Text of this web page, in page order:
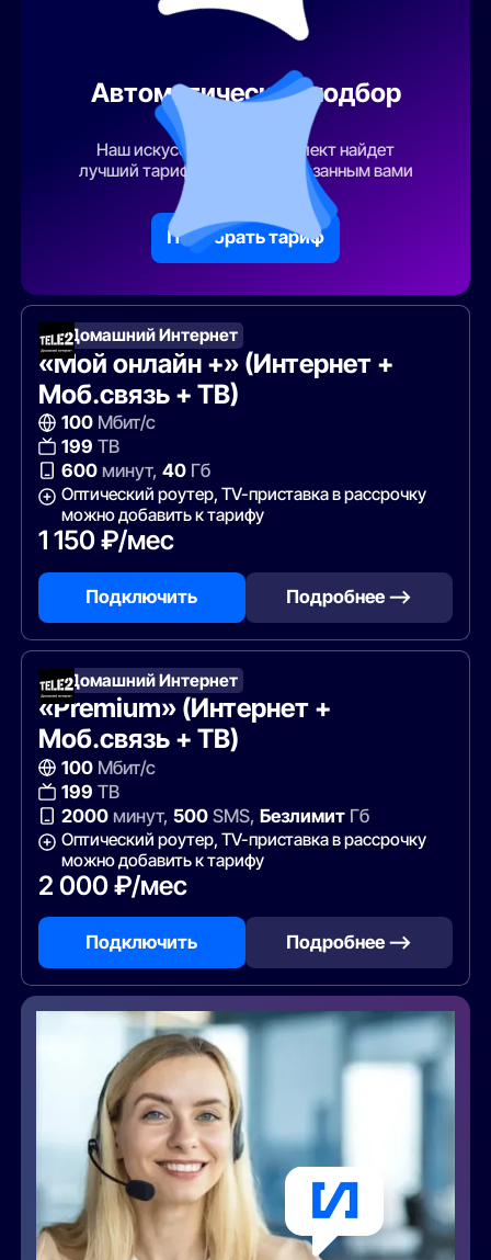
Автоматический подбор
Наш искусственный интеллект найдет
лучший тарифный план по указанным вами
Подобрать тариф
Т2 Домашний Интернет
«Мой онлайн +» (Интернет +
Моб.связь + ТВ)
100Мбит/с
199 ТВ
600минут, 40Гб
Оптический роутер, TV-приставка в рассрочку
можно добавить к тарифу
1 150 ₽/мес
Подключить Подробнее —>
Т2 Домашний Интернет
«Premium» (Интернет +
Моб.связь + ТВ)
100Мбит/с
199 ТВ
2000минут, 500SMS, БезлимитГб
Оптический роутер, TV-приставка в рассрочку
можно добавить к тарифу
2 000 ₽/мес
Подключить Подробнее —>